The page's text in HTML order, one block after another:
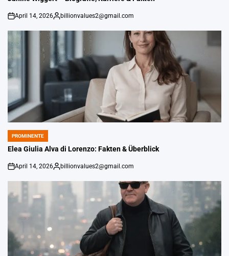
An
April 14, 2026
Gepostet
billionvalues2@gmail.com
POSTED
IN
PROMINENTE
Elea Giulia Alva di Lorenzo: Fakten & Überblick
An
April 14, 2026
Gepostet
billionvalues2@gmail.com